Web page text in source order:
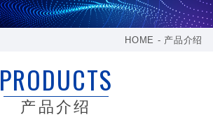
HOME 产品介绍
PRODUCTS
产品介绍